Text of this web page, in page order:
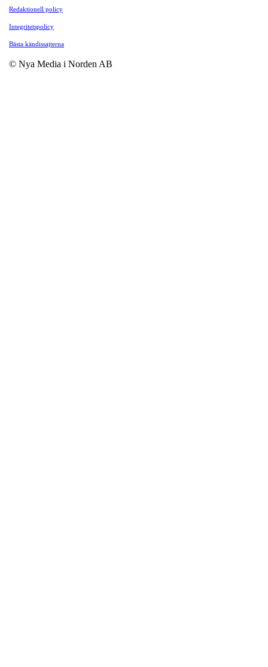
Redaktionell policy
Integritetspolicy
Bästa kändissajterna
© Nya Media i Norden AB